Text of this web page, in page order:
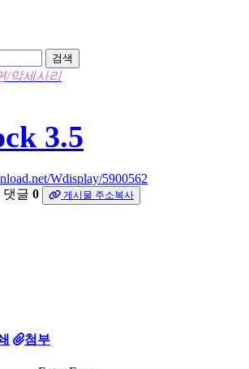
검색
/악세사리
3.5
Wdisplay/5900562
댓글 0 게시물 주소복사
첨부